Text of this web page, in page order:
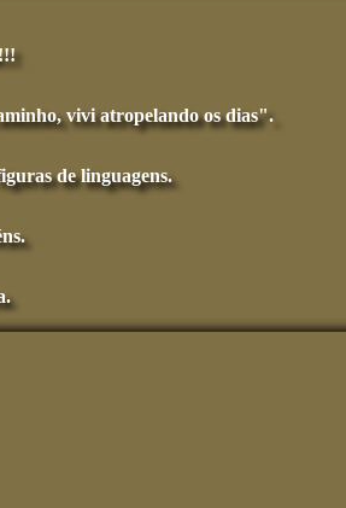
vivi atropelando os dias".
de linguagens.